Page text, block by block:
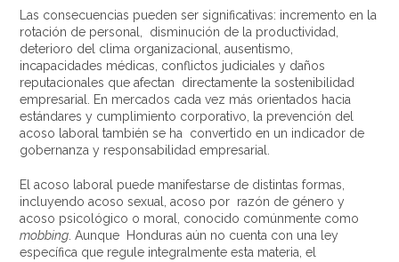
Las consecuencias pueden ser significativas: incremento en la
rotación de personal, disminución de la productividad,
deterioro del clima organizacional, ausentismo,
incapacidades médicas, conflictos judiciales y daños
reputacionales que afectan directamente la sostenibilidad
empresarial. En mercados cada vez más orientados hacia
estándares y cumplimiento corporativo, la prevención del
acoso laboral también se ha convertido en un indicador de
gobernanza y responsabilidad empresarial.
El acoso laboral puede manifestarse de distintas formas,
incluyendo acoso sexual, acoso por razón de género y
acoso psicológico o moral, conocido comúnmente como
mobbing . Aunque Honduras aún no cuenta con una ley
específica que regule integralmente esta materia, el